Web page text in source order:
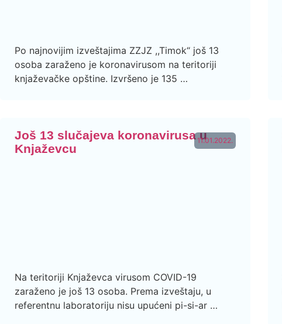
Po najnovijim izveštajima ZZJZ ,,Timok“ još 13
osoba zaraženo je koronavirusom na teritoriji
knjaževačke opštine. Izvršeno je 135 …
11.01.2022.
Još 13 slučajeva koronavirusa u
Knjaževcu
Na teritoriji Knjaževca virusom COVID-19
zaraženo je još 13 osoba. Prema izveštaju, u
referentnu laboratoriju nisu upućeni pi-si-ar …